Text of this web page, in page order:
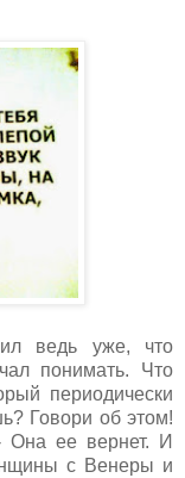
ведь уже, что
понимать. Что
периодически
Говори об этом!
Она ее вернет. И
с Венеры и